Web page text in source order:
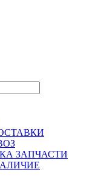
ЗАПЧАСТИ